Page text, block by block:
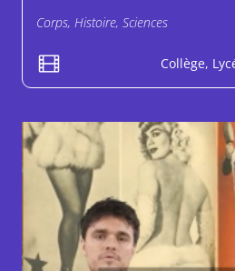
Corps, Histoire, Sciences
Collège,